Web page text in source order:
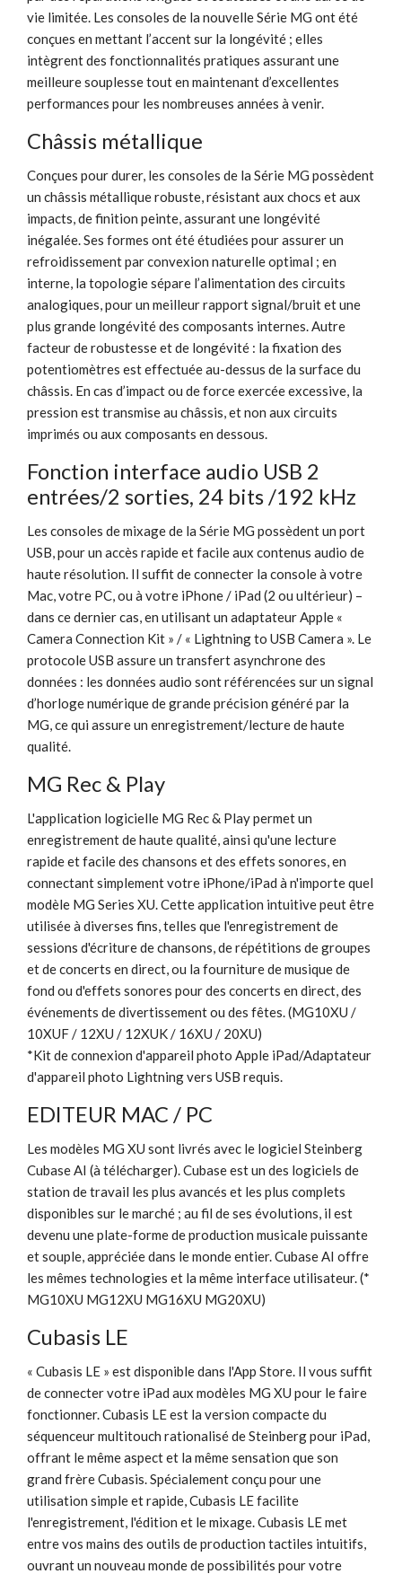
vie limitée. Les consoles de la nouvelle Série MG ont été
conçues en mettant l’accent sur la longévité ; elles
intègrent des fonctionnalités pratiques assurant une
meilleure souplesse tout en maintenant d’excellentes
performances pour les nombreuses années à venir.
Châssis métallique
Conçues pour durer, les consoles de la Série MG possèdent
un châssis métallique robuste, résistant aux chocs et aux
impacts, de finition peinte, assurant une longévité
inégalée. Ses formes ont été étudiées pour assurer un
refroidissement par convexion naturelle optimal ; en
interne, la topologie sépare l’alimentation des circuits
analogiques, pour un meilleur rapport signal/bruit et une
plus grande longévité des composants internes. Autre
facteur de robustesse et de longévité : la fixation des
potentiomètres est effectuée au-dessus de la surface du
châssis. En cas d’impact ou de force exercée excessive, la
pression est transmise au châssis, et non aux circuits
imprimés ou aux composants en dessous.
Fonction interface audio USB 2
entrées/2 sorties, 24 bits /192 kHz
Les consoles de mixage de la Série MG possèdent un port
USB, pour un accès rapide et facile aux contenus audio de
haute résolution. Il suffit de connecter la console à votre
Mac, votre PC, ou à votre iPhone / iPad (2 ou ultérieur) –
dans ce dernier cas, en utilisant un adaptateur Apple «
Camera Connection Kit » / « Lightning to USB Camera ». Le
protocole USB assure un transfert asynchrone des
données : les données audio sont référencées sur un signal
d’horloge numérique de grande précision généré par la
MG, ce qui assure un enregistrement/lecture de haute
qualité.
MG Rec & Play
L'application logicielle MG Rec & Play permet un
enregistrement de haute qualité, ainsi qu'une lecture
rapide et facile des chansons et des effets sonores, en
connectant simplement votre iPhone/iPad à n'importe quel
modèle MG Series XU. Cette application intuitive peut être
utilisée à diverses fins, telles que l'enregistrement de
sessions d'écriture de chansons, de répétitions de groupes
et de concerts en direct, ou la fourniture de musique de
fond ou d'effets sonores pour des concerts en direct, des
événements de divertissement ou des fêtes. (MG10XU /
10XUF / 12XU / 12XUK / 16XU / 20XU)
*Kit de connexion d'appareil photo Apple iPad/Adaptateur
d'appareil photo Lightning vers USB requis.
EDITEUR MAC / PC
Les modèles MG XU sont livrés avec le logiciel Steinberg
Cubase AI (à télécharger). Cubase est un des logiciels de
station de travail les plus avancés et les plus complets
disponibles sur le marché ; au fil de ses évolutions, il est
devenu une plate-forme de production musicale puissante
et souple, appréciée dans le monde entier. Cubase AI offre
les mêmes technologies et la même interface utilisateur. (*
MG10XU MG12XU MG16XU MG20XU)
Cubasis LE
« Cubasis LE » est disponible dans l'App Store. Il vous suffit
de connecter votre iPad aux modèles MG XU pour le faire
fonctionner. Cubasis LE est la version compacte du
séquenceur multitouch rationalisé de Steinberg pour iPad,
offrant le même aspect et la même sensation que son
grand frère Cubasis. Spécialement conçu pour une
utilisation simple et rapide, Cubasis LE facilite
l'enregistrement, l'édition et le mixage. Cubasis LE met
entre vos mains des outils de production tactiles intuitifs,
ouvrant un nouveau monde de possibilités pour votre